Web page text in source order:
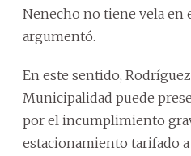
Nenecho no tiene vela en
argumentó.
En este sentido,
Municipalidad puede
por el incumplimiento
estacionamiento tarifado